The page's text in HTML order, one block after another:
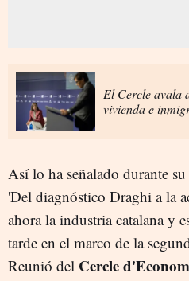
El Cercle avala
vivienda e
Así lo ha señalado durante
'Del diagnóstico Draghi a la
ahora la industria catalana y
tarde en el marco de la
Reunió del Cercle